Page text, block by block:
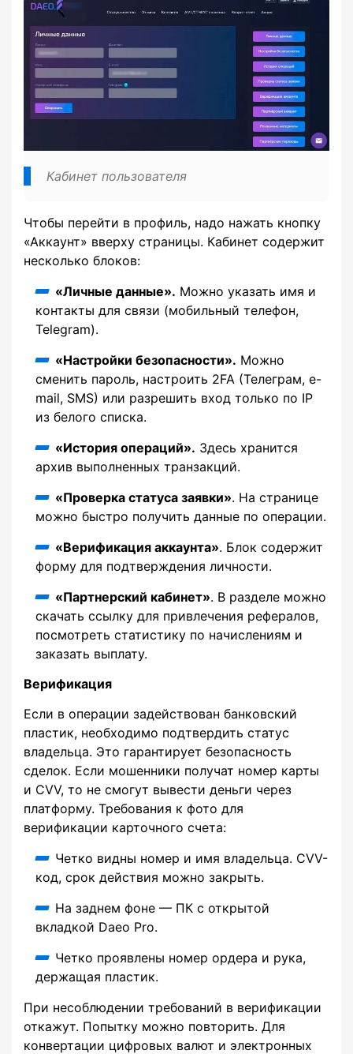
Кабинет пользователя
Чтобы перейти в профиль, надо нажать кнопку
«Аккаунт» вверху страницы. Кабинет содержит
несколько блоков:
«Личные данные». Можно указать имя и
контакты для связи (мобильный телефон,
Telegram).
«Настройки безопасности». Можно
сменить пароль, настроить 2FA (Телеграм, e-
mail, SMS) или разрешить вход только по IP
из белого списка.
«История операций». Здесь хранится
архив выполненных транзакций.
«Проверка статуса заявки». На странице
можно быстро получить данные по операции.
«Верификация аккаунта». Блок содержит
форму для подтверждения личности.
«Партнерский кабинет». В разделе можно
скачать ссылку для привлечения рефералов,
посмотреть статистику по начислениям и
заказать выплату.
Верификация
Если в операции задействован банковский
пластик, необходимо подтвердить статус
владельца. Это гарантирует безопасность
сделок. Если мошенники получат номер карты
и CVV, то не смогут вывести деньги через
платформу. Требования к фото для
верификации карточного счета:
Четко видны номер и имя владельца. CVV-
код, срок действия можно закрыть.
На заднем фоне — ПК с открытой
вкладкой Daeo Pro.
Четко проявлены номер ордера и рука,
держащая пластик.
При несоблюдении требований в верификации
откажут. Попытку можно повторить. Для
конвертации цифровых валют и электронных